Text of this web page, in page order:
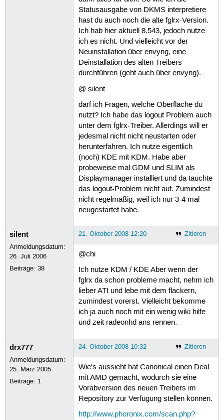
Statusausgabe von DKMS interpretiere
hast du auch noch die alte fglrx-Version.
Ich hab hier aktuell 8.543, jedoch nutze
ich es nicht. Und vielleicht vor der
Neuinstallation über envyng, eine
Deinstallation des alten Treibers
durchführen (geht auch über envyng).
@ silent
darf ich Fragen, welche Oberfläche du
nutzt? Ich habe das logout Problem auch
unter dem fglrx-Treiber. Allerdings will er
jedesmal nicht nicht neustarten oder
herunterfahren. Ich nutze eigentlich
(noch) KDE mit KDM. Habe aber
probeweise mal GDM und SLIM als
Displaymanager installiert und da tauchte
das logout-Problem nicht auf. Zumindest
nicht regelmäßig, weil ich nur 3-4 mal
neugestartet habe.
silent
Anmeldungsdatum:
26. Juli 2006
Beiträge:38
Zitieren
21. Oktober 2008 12:20
@chi
Ich nutze KDM / KDE Aber wenn der
fglrx da schon probleme macht, nehm ich
lieber ATI und lebe mit dem flackern,
zumindest vorerst. Vielleicht bekomme
ich ja auch noch mit ein wenig wiki hilfe
und zeit radeonhd ans rennen.
drx777
Anmeldungsdatum:
25. März 2005
Beiträge: 1
Zitieren
24. Oktober 2008 10:32
Wie's aussieht hat Canonical einen Deal
mit AMD gemacht, wodurch sie eine
Vorabversion des neuen Treibers im
Repository zur Verfügung stellen können.
http://www.phoronix.com/scan.php?